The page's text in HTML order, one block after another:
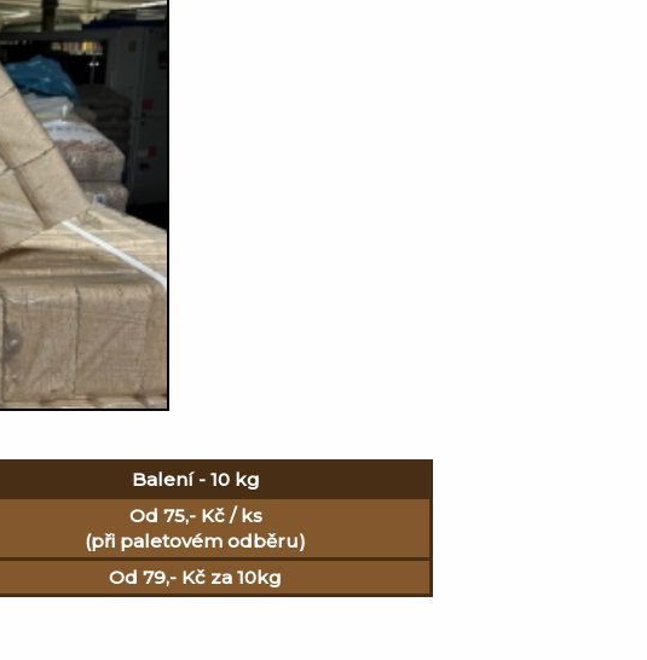
Balení - 10 kg
Od 75,- Kč / ks
(při paletovém odběru)
Od 79,- Kč za 10kg